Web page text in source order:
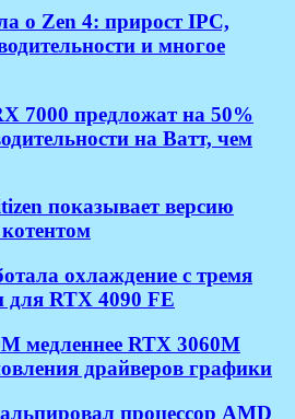
о Zen 4: прирост IPC,
и многое
7000 предложат на 50%
на Ватт, чем
показывает версию
охлаждение с тремя
для RTX 4090 FE
медленнее RTX 3060M
драйверов графики
процессор AMD